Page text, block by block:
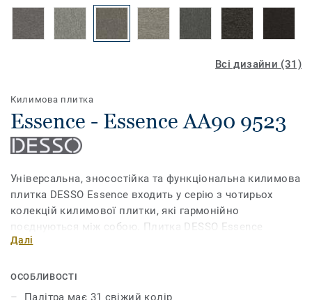
Всі дизайни (31)
Килимова плитка
Essence - Essence AA90 9523
Універсальна, зносостійка та функціональна килимова
плитка DESSO Essence входить у серію з чотирьох
колекцій килимової плитки, які гармонійно
поєднуються між собою. Плитка DESSO Essence
пропонує широкий вибір з понад 30 свіжих кольорів,
DESSO Essence Maze, DESSO Essence Structure та DESSO
Essence Stripe. Це означає, що дизайнери можуть
Далі
ОСОБЛИВОСТІ
Палітра має 31 свіжий колір